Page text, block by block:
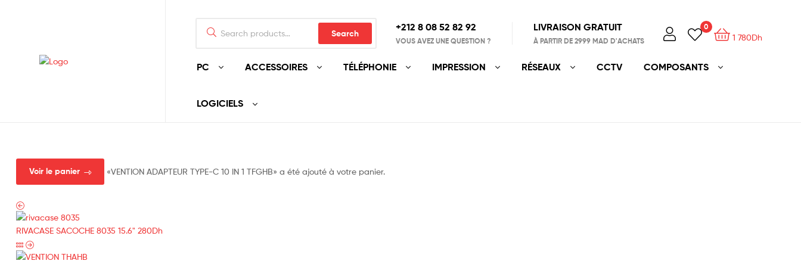
Search
+212 8 08 52 82 92‬
VOUS AVEZ UNE QUESTION ?
LIVRAISON GRATUIT
À PARTIR DE 2999 MAD D'ACHATS
0
1 780Dh
PC ACCESSOIRES TÉLÉPHONIE IMPRESSION RÉSEAUX CCTV COMPOSANTS
LOGICIELS
Voir le panier «VENTION ADAPTEUR TYPE-C 10 IN 1 TFGHB» a été ajouté à votre panier.
RIVACASE SACOCHE 8035 15.6" 280Dh